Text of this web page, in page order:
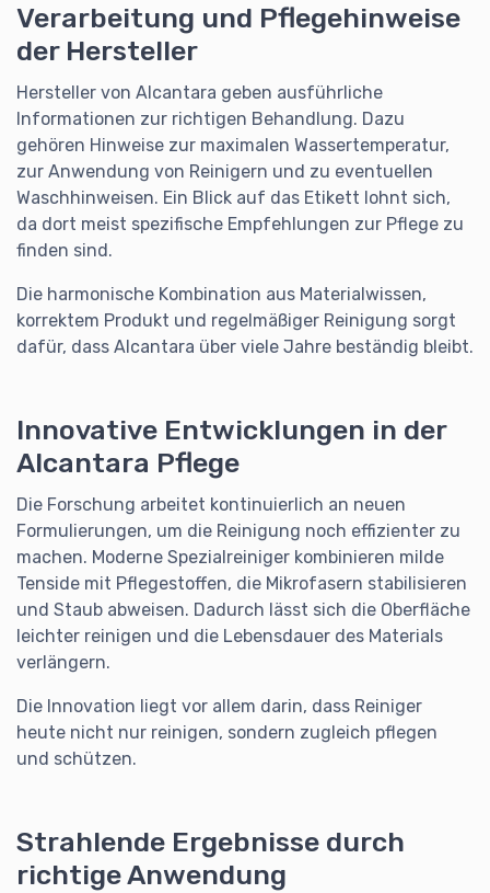
Verarbeitung und Pflegehinweise
der Hersteller
Hersteller von Alcantara geben ausführliche
Informationen zur richtigen Behandlung. Dazu
gehören Hinweise zur maximalen Wassertemperatur,
zur Anwendung von Reinigern und zu eventuellen
Waschhinweisen. Ein Blick auf das Etikett lohnt sich,
da dort meist spezifische Empfehlungen zur Pflege zu
finden sind.
Die harmonische Kombination aus Materialwissen,
korrektem Produkt und regelmäßiger Reinigung sorgt
dafür, dass Alcantara über viele Jahre beständig bleibt.
Innovative Entwicklungen in der
Alcantara Pflege
Die Forschung arbeitet kontinuierlich an neuen
Formulierungen, um die Reinigung noch effizienter zu
machen. Moderne Spezialreiniger kombinieren milde
Tenside mit Pflegestoffen, die Mikrofasern stabilisieren
und Staub abweisen. Dadurch lässt sich die Oberfläche
leichter reinigen und die Lebensdauer des Materials
verlängern.
Die Innovation liegt vor allem darin, dass Reiniger
heute nicht nur reinigen, sondern zugleich pflegen
und schützen.
Strahlende Ergebnisse durch
richtige Anwendung